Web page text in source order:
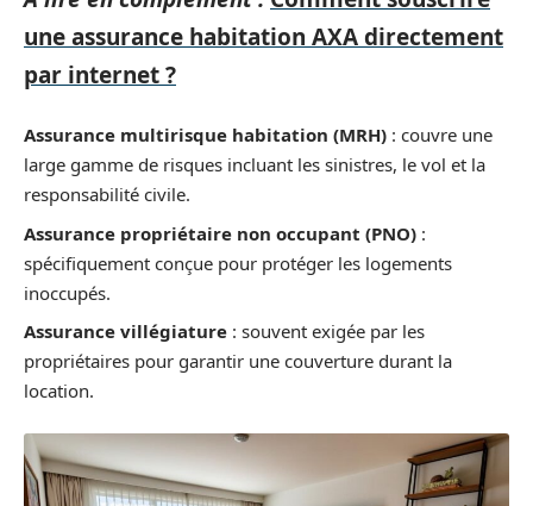
une assurance habitation AXA directement
par internet ?
Assurance multirisque habitation (MRH) : couvre une
large gamme de risques incluant les sinistres, le vol et la
responsabilité civile.
Assurance propriétaire non occupant (PNO) :
spécifiquement conçue pour protéger les logements
inoccupés.
Assurance villégiature : souvent exigée par les
propriétaires pour garantir une couverture durant la
location.